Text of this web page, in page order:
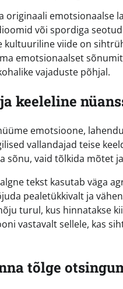
originaali emotsionaalse
või spordiga
viide on
emotsionaalset
vajaduste põhjal.
keeleline
emotsioone,
vallandajad teise
sõnu, vaid tõlkida mõtet
tekst kasutab väga
pealetükkivalt ja
turul, kus hinnatakse
vastavalt sellele, kas
tõlge